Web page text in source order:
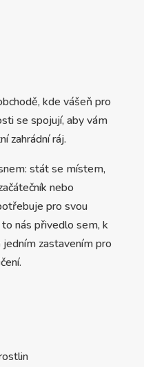
kde vášeň pro
se spojují, aby vám
zahrádní ráj.
stát se místem,
nebo
pro svou
nás přivedlo sem, k
zastavením pro